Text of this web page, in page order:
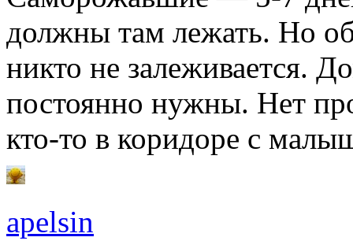
должны там лежать. Но
никто не залеживается.
постоянно нужны. Нет
кто-то в коридоре с
apelsin